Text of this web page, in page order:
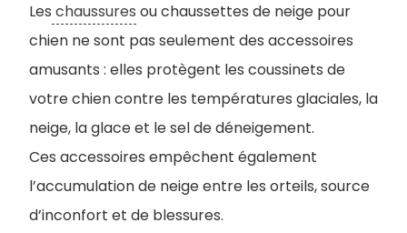
Les chaussures ou chaussettes de neige pour
chien ne sont pas seulement des accessoires
amusants : elles protègent les coussinets de
votre chien contre les températures glaciales, la
neige, la glace et le sel de déneigement.
Ces accessoires empêchent également
l’accumulation de neige entre les orteils, source
d’inconfort et de blessures.